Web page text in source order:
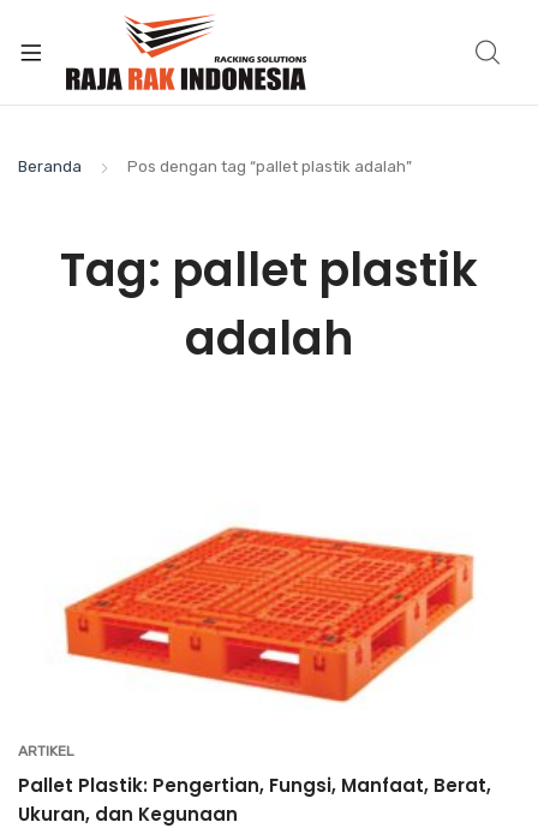
Beranda Pos dengan tag “pallet plastik adalah”
Tag: pallet plastik
adalah
ARTIKEL
Pallet Plastik: Pengertian, Fungsi, Manfaat, Berat,
Ukuran, dan Kegunaan